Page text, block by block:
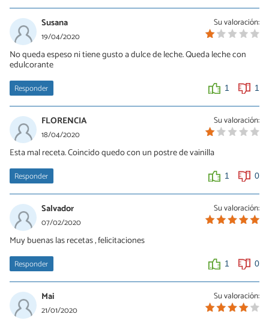
Su valoración:
Susana
19/04/2020
No queda espeso ni tiene gusto a dulce de leche. Queda leche con
edulcorante
Responder 1 1
Su valoración:
FLORENCIA
18/04/2020
Esta mal receta. Coincido quedo con un postre de vainilla
Responder 1 0
Su valoración:
Salvador
07/02/2020
Muy buenas las recetas , felicitaciones
Responder 1 0
Su valoración:
Mai
21/01/2020